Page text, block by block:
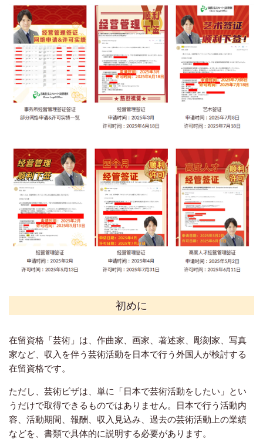
初めに
在留資格「芸術」は、作曲家、画家、著述家、彫刻家、写真
家など、収入を伴う芸術活動を日本で行う外国人が検討する
在留資格です。
ただし、芸術ビザは、単に「日本で芸術活動をしたい」とい
うだけで取得できるものではありません。日本で行う活動内
容、活動期間、報酬、収入見込み、過去の芸術活動上の業績
などを、書類で具体的に説明する必要があります。